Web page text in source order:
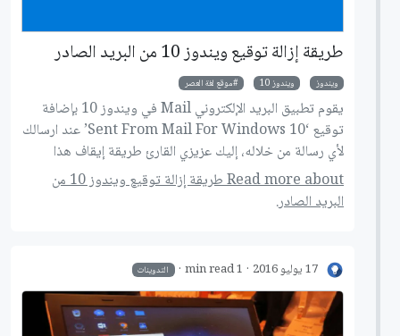
طريقة إزالة توقيع ويندوز 10 من البريد الصادر
ويندوز ويندوز 10 موقع لغة العصر
يقوم تطبيق البريد الإلكتروني Mail في ويندوز 10 بإضافة
توقيع ‘Sent From Mail For Windows 10’ عند ارسالك
لأي رسالة من خلاله، إليك عزيزي القارئ طريقة إيقاف هذا
الإزعاج.
Read more about طريقة إزالة توقيع ويندوز 10 من
البريد الصادر.
17 يوليو 2016 1 min read التدوينات